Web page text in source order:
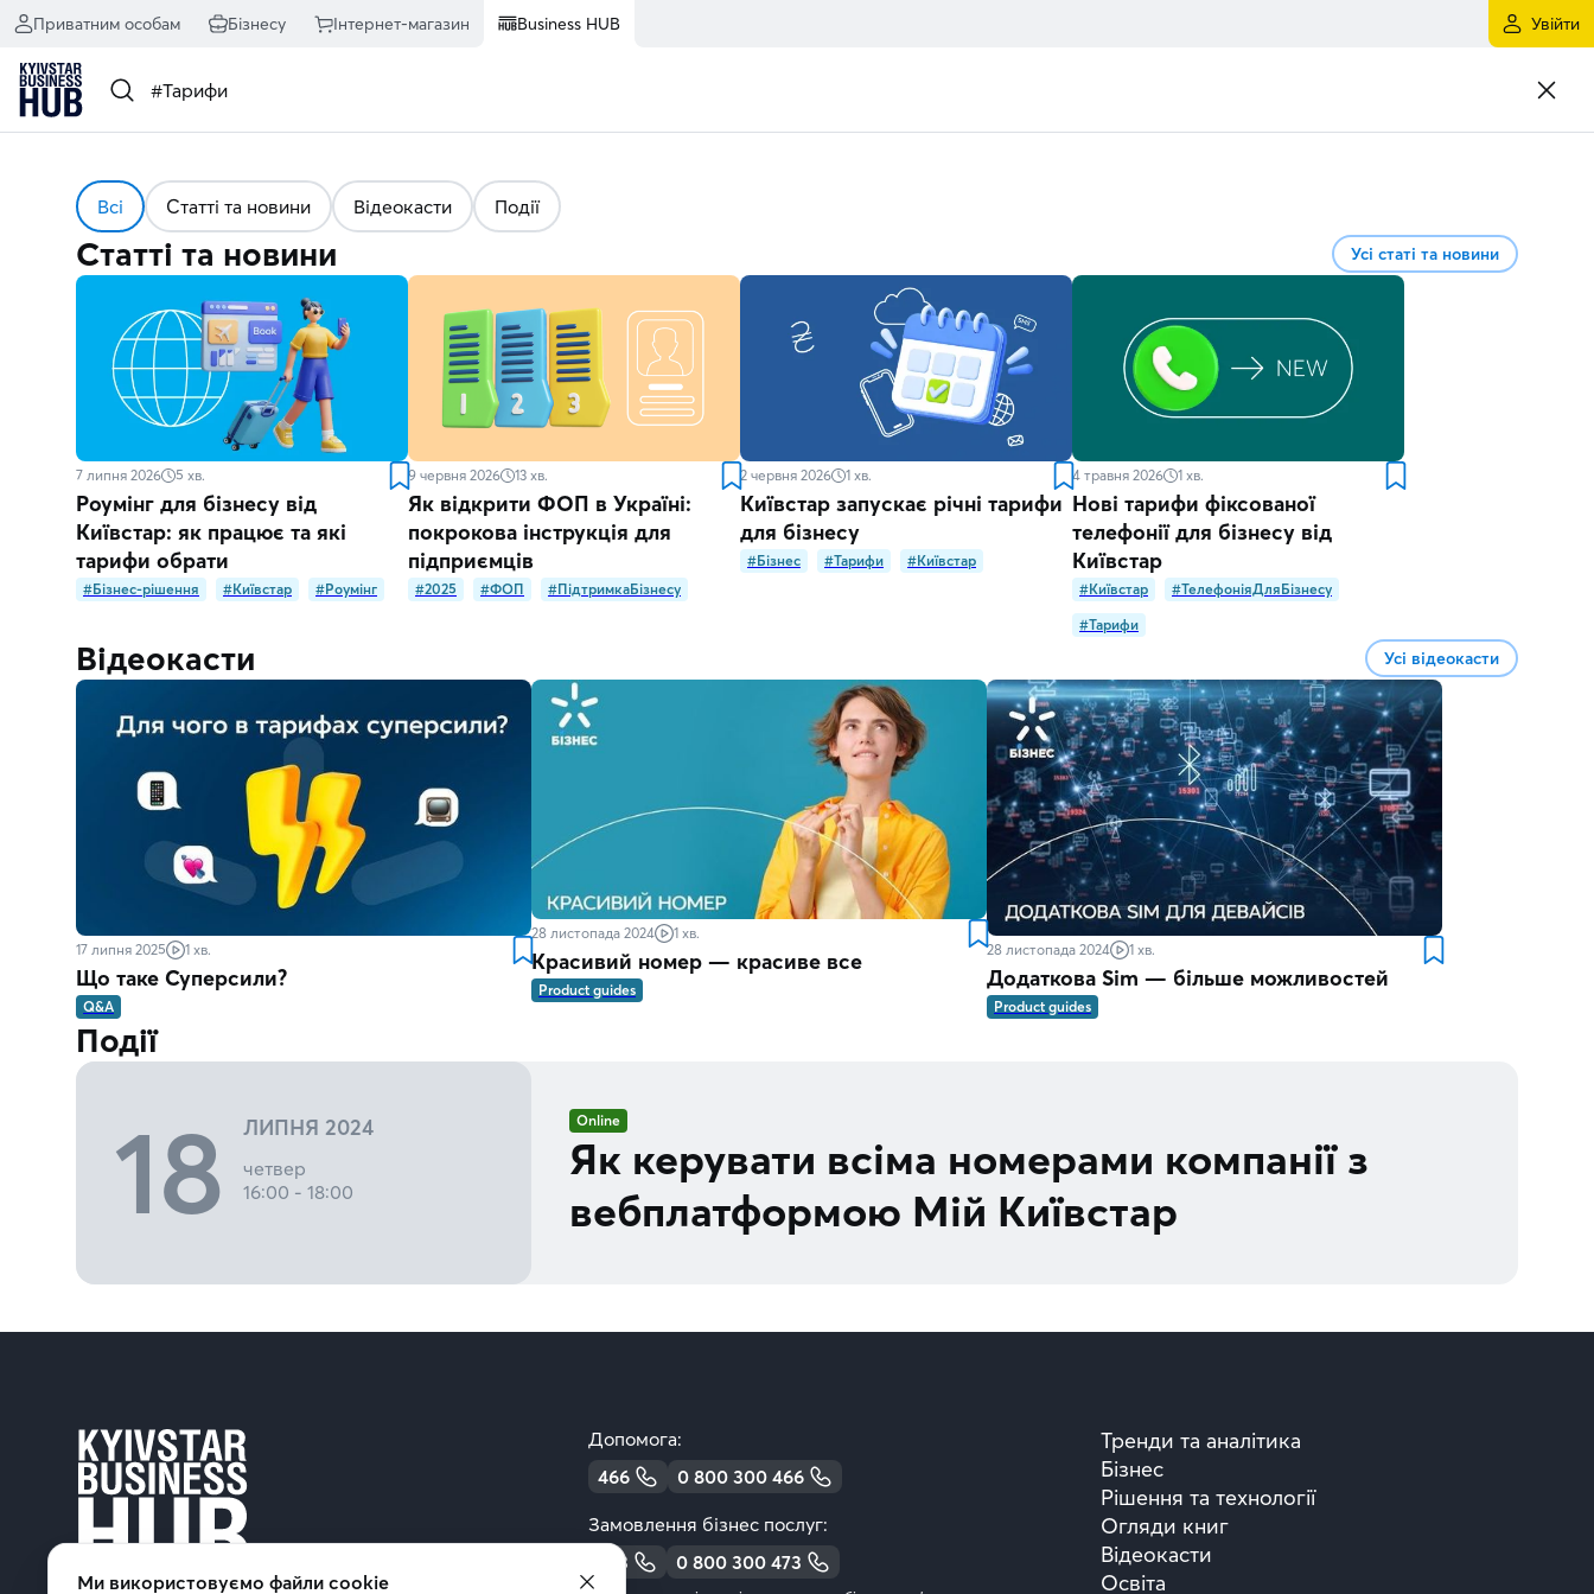
Приватним особам Бізнесу Інтернет-магазин Business HUB Увійти
Всі Статті та новини Відеокасти Події
Статті та новини Усі статі та новини
7 липня 2026 5 хв.
Роумінг для бізнесу від
Київстар: як працює та які
тарифи обрати
#Бізнес-рішення #Київстар #Роумінг
9 червня 2026 13 хв.
Як відкрити ФОП в Україні:
покрокова інструкція для
підприємців
#2025 #ФОП #ПідтримкаБізнесу
2 червня 2026 1 хв.
Київстар запускає річні тарифи
для бізнесу
#Бізнес #Тарифи #Київстар
4 травня 2026 1 хв.
Нові тарифи фіксованої
телефонії для бізнесу від
Київстар
#Київстар
#ТелефоніяДляБізнесу
#Тарифи
Відеокасти Усі відеокасти
17 липня 2025 1 хв.
Що таке Суперсили?
Q&A
28 листопада 2024 1 хв.
Красивий номер — красиве все
Product guides
28 листопада 2024 1 хв.
Додаткова Sim — більше можливостей
Product guides
Події
18 ЛИПНЯ 2024
четвер
16:00 - 18:00
Online
Як керувати всіма номерами компанії з
вебплатформою Мій Київстар
Допомога:
466
0 800 300 466
Замовлення бізнес послуг:
473
0 800 300 473
Тренди та аналітика
Бізнес
Рішення та технології
Огляди книг
Відеокасти
Освіта
Ми використовуємо файли cookie